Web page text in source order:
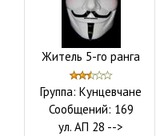
Житель 5-го ранга
Группа: Кунцевчане
Сообщений: 169
ул. АП 28 -->